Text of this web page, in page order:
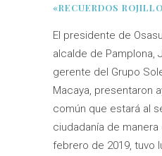
«RECUERDOS
El presidente de
alcalde de Pamplona,
gerente del Grupo
Macaya, presentaron
común que estará al
ciudadanía de
febrero de 2019, tuvo